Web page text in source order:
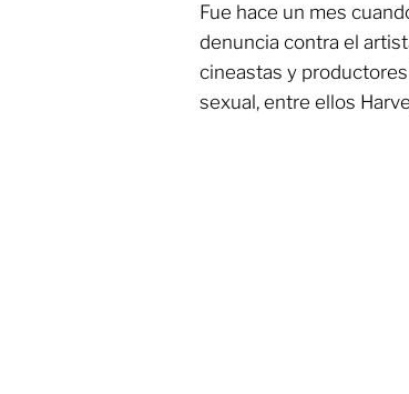
Fue hace un mes
denuncia contra el
cineastas y
sexual, entre ellos